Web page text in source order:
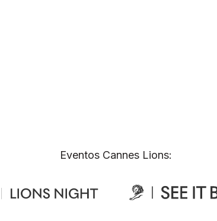
Eventos Cannes Lions: